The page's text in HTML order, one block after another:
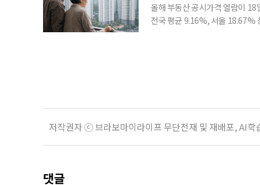
올해 부동산 공시가격 열람이
전국 평균 9.16%, 서울 18.67%
저작권자 ⓒ 브라보마이라이프 무단전재 및 재배포, AI학
댓글